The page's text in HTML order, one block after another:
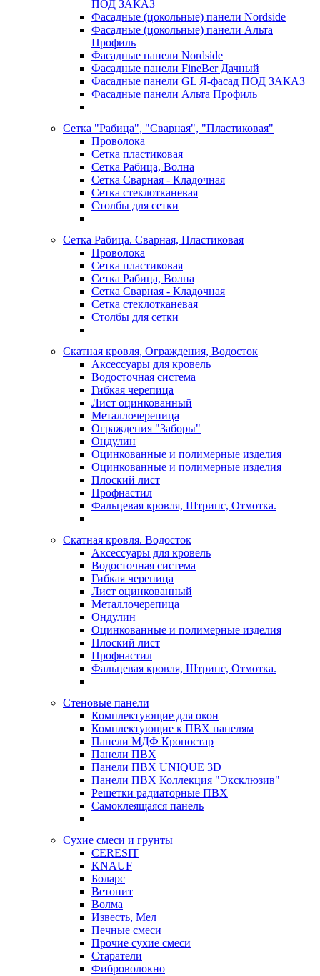
ПОД ЗАКАЗ
Фасадные (цокольные) панели Nordside
Фасадные (цокольные) панели Альта
Профиль
Фасадные панели Nordside
Фасадные панели FineBer Дачный
Фасадные панели GL Я-фасад ПОД ЗАКАЗ
Фасадные панели Альта Профиль
Сетка "Рабица", "Сварная", "Пластиковая"
Проволока
Сетка пластиковая
Сетка Рабица, Волна
Сетка Сварная - Кладочная
Сетка стеклотканевая
Столбы для сетки
Сетка Рабица. Сварная, Пластиковая
Проволока
Сетка пластиковая
Сетка Рабица, Волна
Сетка Сварная - Кладочная
Сетка стеклотканевая
Столбы для сетки
Скатная кровля, Ограждения, Водосток
Аксессуары для кровель
Водосточная система
Гибкая черепица
Лист оцинкованный
Металлочерепица
Ограждения "Заборы"
Ондулин
Оцинкованные и полимерные изделия
Оцинкованные и полимерные изделия
Плоский лист
Профнастил
Фальцевая кровля, Штрипс, Отмотка.
Скатная кровля. Водосток
Аксессуары для кровель
Водосточная система
Гибкая черепица
Лист оцинкованный
Металлочерепица
Ондулин
Оцинкованные и полимерные изделия
Плоский лист
Профнастил
Фальцевая кровля, Штрипс, Отмотка.
Стеновые панели
Комплектующие для окон
Комплектующие к ПВХ панелям
Панели МДФ Кроностар
Панели ПВХ
Панели ПВХ UNIQUE 3D
Панели ПВХ Коллекция "Эксклюзив"
Решетки радиаторные ПВХ
Самоклеящаяся панель
Сухие смеси и грунты
CERESIT
KNAUF
Боларс
Ветонит
Волма
Известь, Мел
Печные смеси
Прочие сухие смеси
Старатели
Фиброволокно